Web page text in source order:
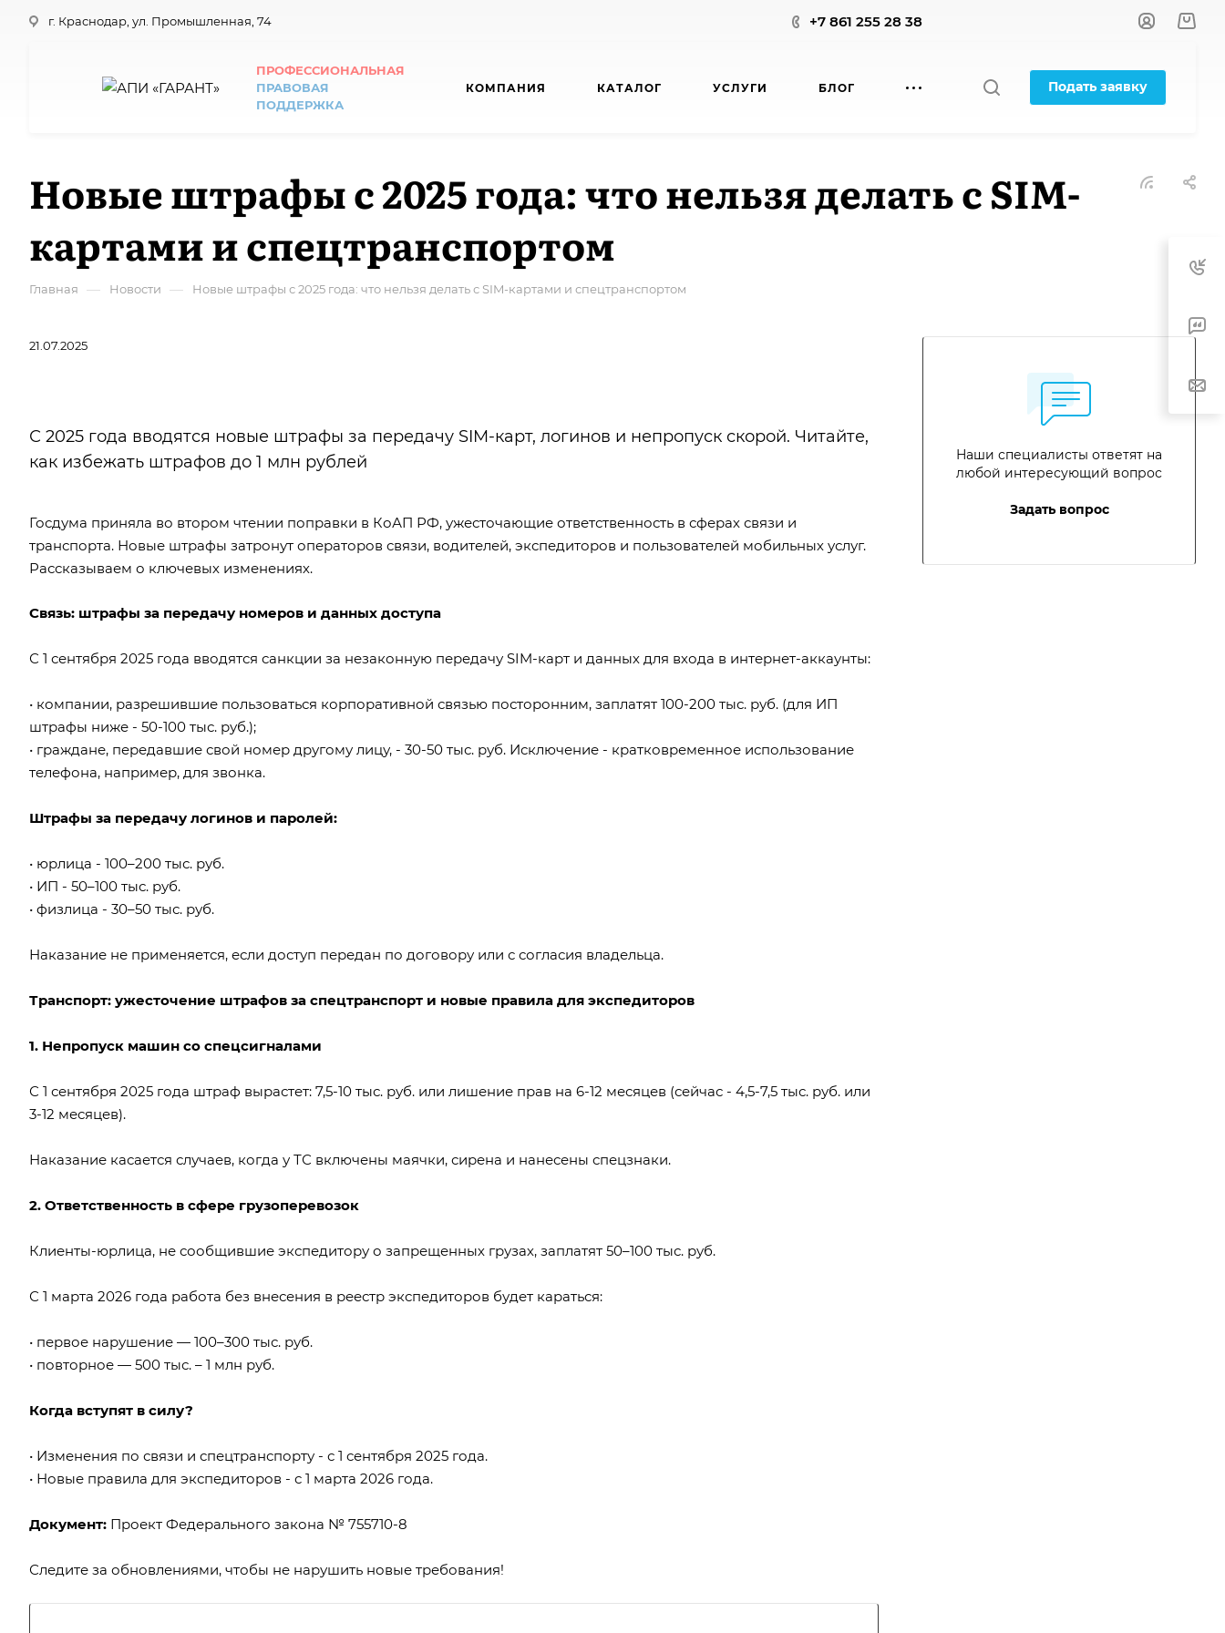
г. Краснодар, ул. Промышленная, 74 +7 861 255 28 38
ПРОФЕССИОНАЛЬНАЯ
ПРАВОВАЯ
ПОДДЕРЖКА
КОМПАНИЯ КАТАЛОГ УСЛУГИ БЛОГ Подать заявку
Новые штрафы с 2025 года: что нельзя делать с SIM-
картами и спецтранспортом
Главная — Новости — Новые штрафы с 2025 года: что нельзя делать с SIM-картами и спецтранспортом
21.07.2025
С 2025 года вводятся новые штрафы за передачу SIM-карт, логинов и непропуск скорой. Читайте,
как избежать штрафов до 1 млн рублей
Госдума приняла во втором чтении поправки в КоАП РФ, ужесточающие ответственность в сферах связи и
транспорта. Новые штрафы затронут операторов связи, водителей, экспедиторов и пользователей мобильных услуг.
Рассказываем о ключевых изменениях.
Связь: штрафы за передачу номеров и данных доступа
С 1 сентября 2025 года вводятся санкции за незаконную передачу SIM-карт и данных для входа в интернет-аккаунты:
• компании, разрешившие пользоваться корпоративной связью посторонним, заплатят 100-200 тыс. руб. (для ИП
штрафы ниже - 50-100 тыс. руб.);
• граждане, передавшие свой номер другому лицу, - 30-50 тыс. руб. Исключение - кратковременное использование
телефона, например, для звонка.
Штрафы за передачу логинов и паролей:
• юрлица - 100–200 тыс. руб.
• ИП - 50–100 тыс. руб.
• физлица - 30–50 тыс. руб.
Наказание не применяется, если доступ передан по договору или с согласия владельца.
Транспорт: ужесточение штрафов за спецтранспорт и новые правила для экспедиторов
1. Непропуск машин со спецсигналами
С 1 сентября 2025 года штраф вырастет: 7,5-10 тыс. руб. или лишение прав на 6-12 месяцев (сейчас - 4,5-7,5 тыс. руб. или
3-12 месяцев).
Наказание касается случаев, когда у ТС включены маячки, сирена и нанесены спецзнаки.
2. Ответственность в сфере грузоперевозок
Клиенты-юрлица, не сообщившие экспедитору о запрещенных грузах, заплатят 50–100 тыс. руб.
С 1 марта 2026 года работа без внесения в реестр экспедиторов будет караться:
• первое нарушение — 100–300 тыс. руб.
• повторное — 500 тыс. – 1 млн руб.
Когда вступят в силу?
• Изменения по связи и спецтранспорту - с 1 сентября 2025 года.
• ⁠Новые правила для экспедиторов - с 1 марта 2026 года.
Документ: Проект Федерального закона № 755710-8
Следите за обновлениями, чтобы не нарушить новые требования!
Наши специалисты ответят на
любой интересующий вопрос
Задать вопрос